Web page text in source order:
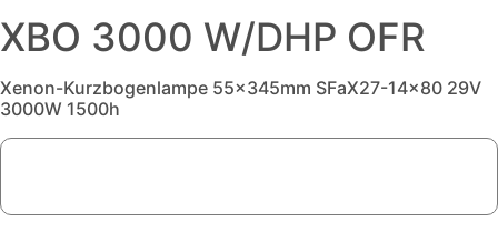
XBO 3000 W/DHP OFR
Xenon-Kurzbogenlampe 55x345mm SFaX27-14x80 29V
3000W 1500h